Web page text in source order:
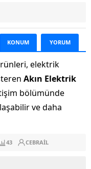
KONUM YORUM
elektrik
Akın Elektrik
bölümünde
ve daha
43 CEBRAIL